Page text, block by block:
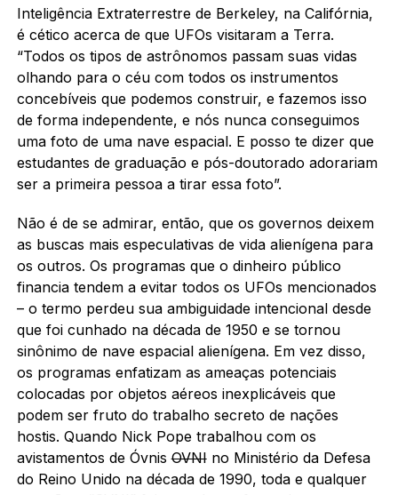
Inteligência Extraterrestre de Berkeley, na Califórnia,
é cético acerca de que UFOs visitaram a Terra.
“Todos os tipos de astrônomos passam suas vidas
olhando para o céu com todos os instrumentos
concebíveis que podemos construir, e fazemos isso
de forma independente, e nós nunca conseguimos
uma foto de uma nave espacial. E posso te dizer que
estudantes de graduação e pós-doutorado adorariam
ser a primeira pessoa a tirar essa foto”.
Não é de se admirar, então, que os governos deixem
as buscas mais especulativas de vida alienígena para
os outros. Os programas que o dinheiro público
financia tendem a evitar todos os UFOs mencionados
– o termo perdeu sua ambiguidade intencional desde
que foi cunhado na década de 1950 e se tornou
sinônimo de nave espacial alienígena. Em vez disso,
os programas enfatizam as ameaças potenciais
colocadas por objetos aéreos inexplicáveis que
podem ser fruto do trabalho secreto de nações
hostis. Quando Nick Pope trabalhou com os
avistamentos de ÓvnisOVNIno Ministério da Defesa
do Reino Unido na década de 1990, toda e qualquer